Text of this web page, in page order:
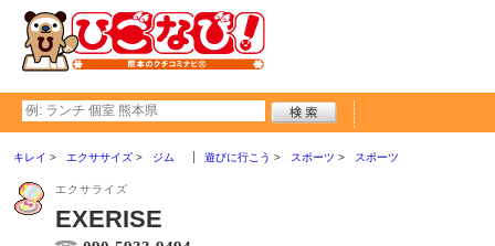
キレイ エクササイズ ジム 遊びに行こう スポーツ スポーツ
エクサライズ
EXERISE